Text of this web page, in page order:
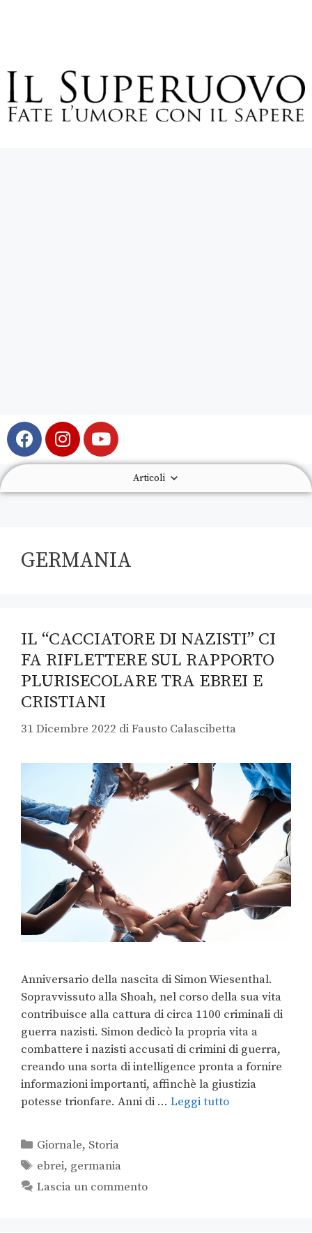
Articoli
GERMANIA
IL “CACCIATORE DI NAZISTI” CI
FA RIFLETTERE SUL RAPPORTO
PLURISECOLARE TRA EBREI E
CRISTIANI
31 Dicembre 2022 diFausto Calascibetta
Anniversario della nascita di Simon Wiesenthal.
Sopravvissuto alla Shoah, nel corso della sua vita
contribuisce alla cattura di circa 1100 criminali di
guerra nazisti. Simon dedicò la propria vita a
combattere i nazisti accusati di crimini di guerra,
creando una sorta di intelligence pronta a fornire
informazioni importanti, affinchè la giustizia
potesse trionfare. Anni di … Leggi tutto
Giornale, Storia
ebrei, germania
Lascia un commento